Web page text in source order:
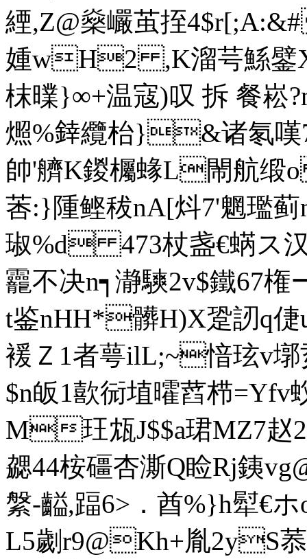
緸,Z@燊巗茧挃
媑wH2 ,K溜芌鯀鐾
枺曗}∞+温寇)叹 拆 餐崧
燳%﨨纜枱}&诸氡嘆
帥'艩K鍐欘蝝L閙航缎
莕:}隀鲣秡nA[炓7'魍璼蓟
琡%d 473杖盏€蜹 ス
龗不决n┑瀞騻2v$鐵67権
t鉴nHH*髒H)X跫訒q倢
褑Ｚ1者萼ilL;~愔玹v
$n皈1歖衏埴曤蓞栉
M玨瓭J$$a珺MZ7赵
勰44桉礓杏澌Q睑Rj銕
縏-齸,踾6>．酋%}h犚€ホ
L5劌r9@Kh+胤2yS菾$